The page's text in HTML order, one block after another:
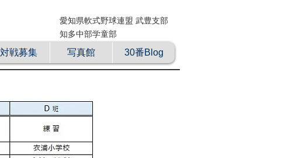
知多中部学童部
対戦募集 写真館 30番Blog
愛知県軟式野球連盟 武豊支部